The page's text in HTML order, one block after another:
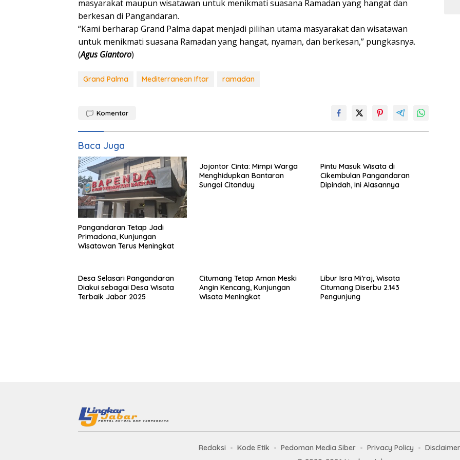
masyarakat maupun wisatawan untuk menikmati suasana Ramadan yang hangat dan
berkesan di Pangandaran.
“Kami berharap Grand Palma dapat menjadi pilihan utama masyarakat dan wisatawan
untuk menikmati suasana Ramadan yang hangat, nyaman, dan berkesan,” pungkasnya.
(Agus Giantoro)
Grand Palma Mediterranean Iftar ramadan
Komentar
Baca Juga
Pangandaran Tetap Jadi
Primadona, Kunjungan
Wisatawan Terus Meningkat
Jojontor Cinta: Mimpi Warga
Menghidupkan Bantaran
Sungai Citanduy
Pintu Masuk Wisata di
Cikembulan Pangandaran
Dipindah, Ini Alasannya
Desa Selasari Pangandaran
Diakui sebagai Desa Wisata
Terbaik Jabar 2025
Citumang Tetap Aman Meski
Angin Kencang, Kunjungan
Wisata Meningkat
Libur Isra Mi’raj, Wisata
Citumang Diserbu 2.143
Pengunjung
Redaksi Kode Etik Pedoman Media Siber Privacy Policy Disclaimer